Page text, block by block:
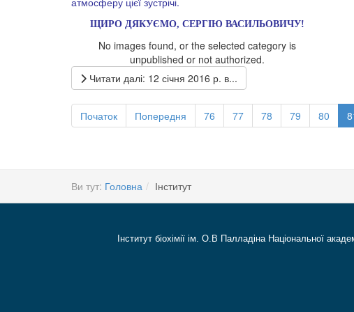
ЩИРО ДЯКУЄМО, СЕРГІЮ ВАСИЛЬОВИЧУ!
No images found, or the selected category is
unpublished or not authorized.
Читати далі: 12 січня 2016 р. в...
Початок Попередня 76 77 78 79 80
Ви тут: Головна Інститут
Інститут біохімії ім. О.В Палладіна Національної